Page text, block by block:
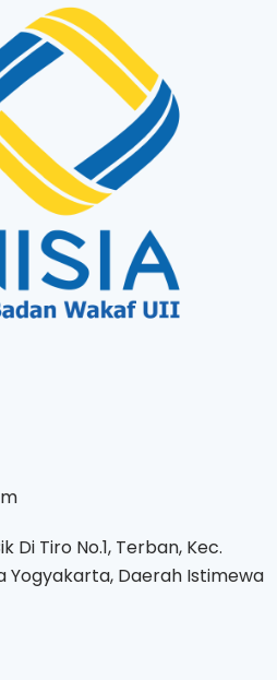
Di Tiro No.1, Terban, Kec.
Yogyakarta, Daerah Istimewa